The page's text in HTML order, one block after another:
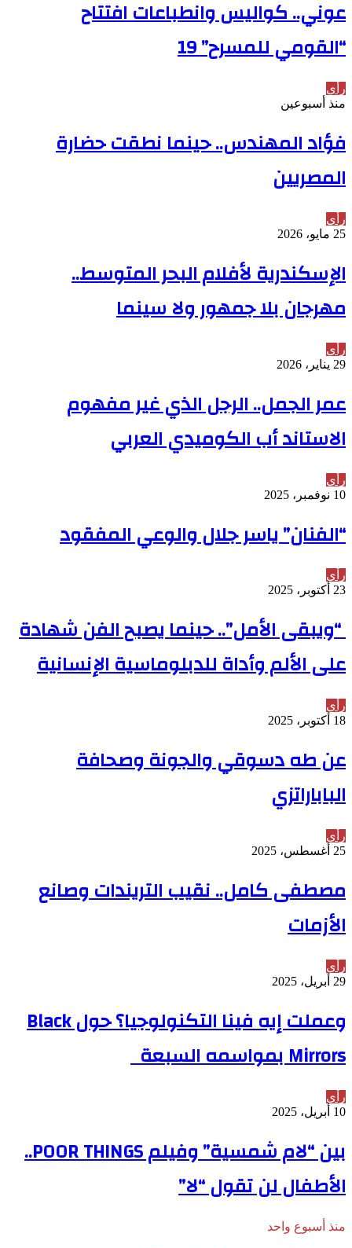
عوني.. كواليس وانطباعات افتتاح
“القومي للمسرح” 19
رأي
منذ أسبوعين
فؤاد المهندس.. حينما نطقت حضارة
المصريين
رأي
25 مايو، 2026
الإسكندرية لأفلام البحر المتوسط..
مهرجان بلا جمهور ولا سينما
رأي
29 يناير، 2026
عمر الجمل.. الرجل الذي غير مفهوم
الاستاند أب الكوميدي العربي
رأي
10 نوفمبر، 2025
“الفنان” ياسر جلال والوعي المفقود
رأي
23 أكتوبر، 2025
“ويبقى الأمل”.. حينما يصبح الفن شهادة
على الألم وأداة للدبلوماسية الإنسانية
رأي
18 أكتوبر، 2025
عن طه دسوقي والجونة وصحافة
الباباراتزي
رأي
25 أغسطس، 2025
مصطفى كامل.. نقيب التريندات وصانع
الأزمات
رأي
29 أبريل، 2025
وعملت إيه فينا التكنولوجيا؟ حول Black
Mirrors بمواسمه السبعة
رأي
10 أبريل، 2025
بين “لام شمسية” وفيلم POOR THINGS..
الأطفال لن تقول “لا”
منذ أسبوع واحد